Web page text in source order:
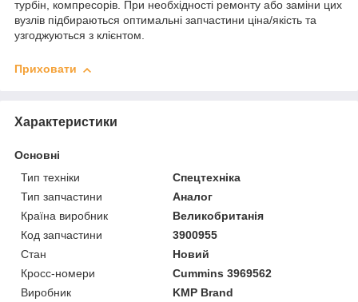
турбін, компресорів. При необхідності ремонту або заміни цих
вузлів підбираються оптимальні запчастини ціна/якість та
узгоджуються з клієнтом.
Приховати
Характеристики
Основні
Тип техніки
Спецтехніка
Тип запчастини
Аналог
Країна виробник
Великобританія
Код запчастини
3900955
Стан
Новий
Кросс-номери
Cummins 3969562
Виробник
KMP Brand